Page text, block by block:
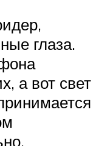
глаза.
а вот свет